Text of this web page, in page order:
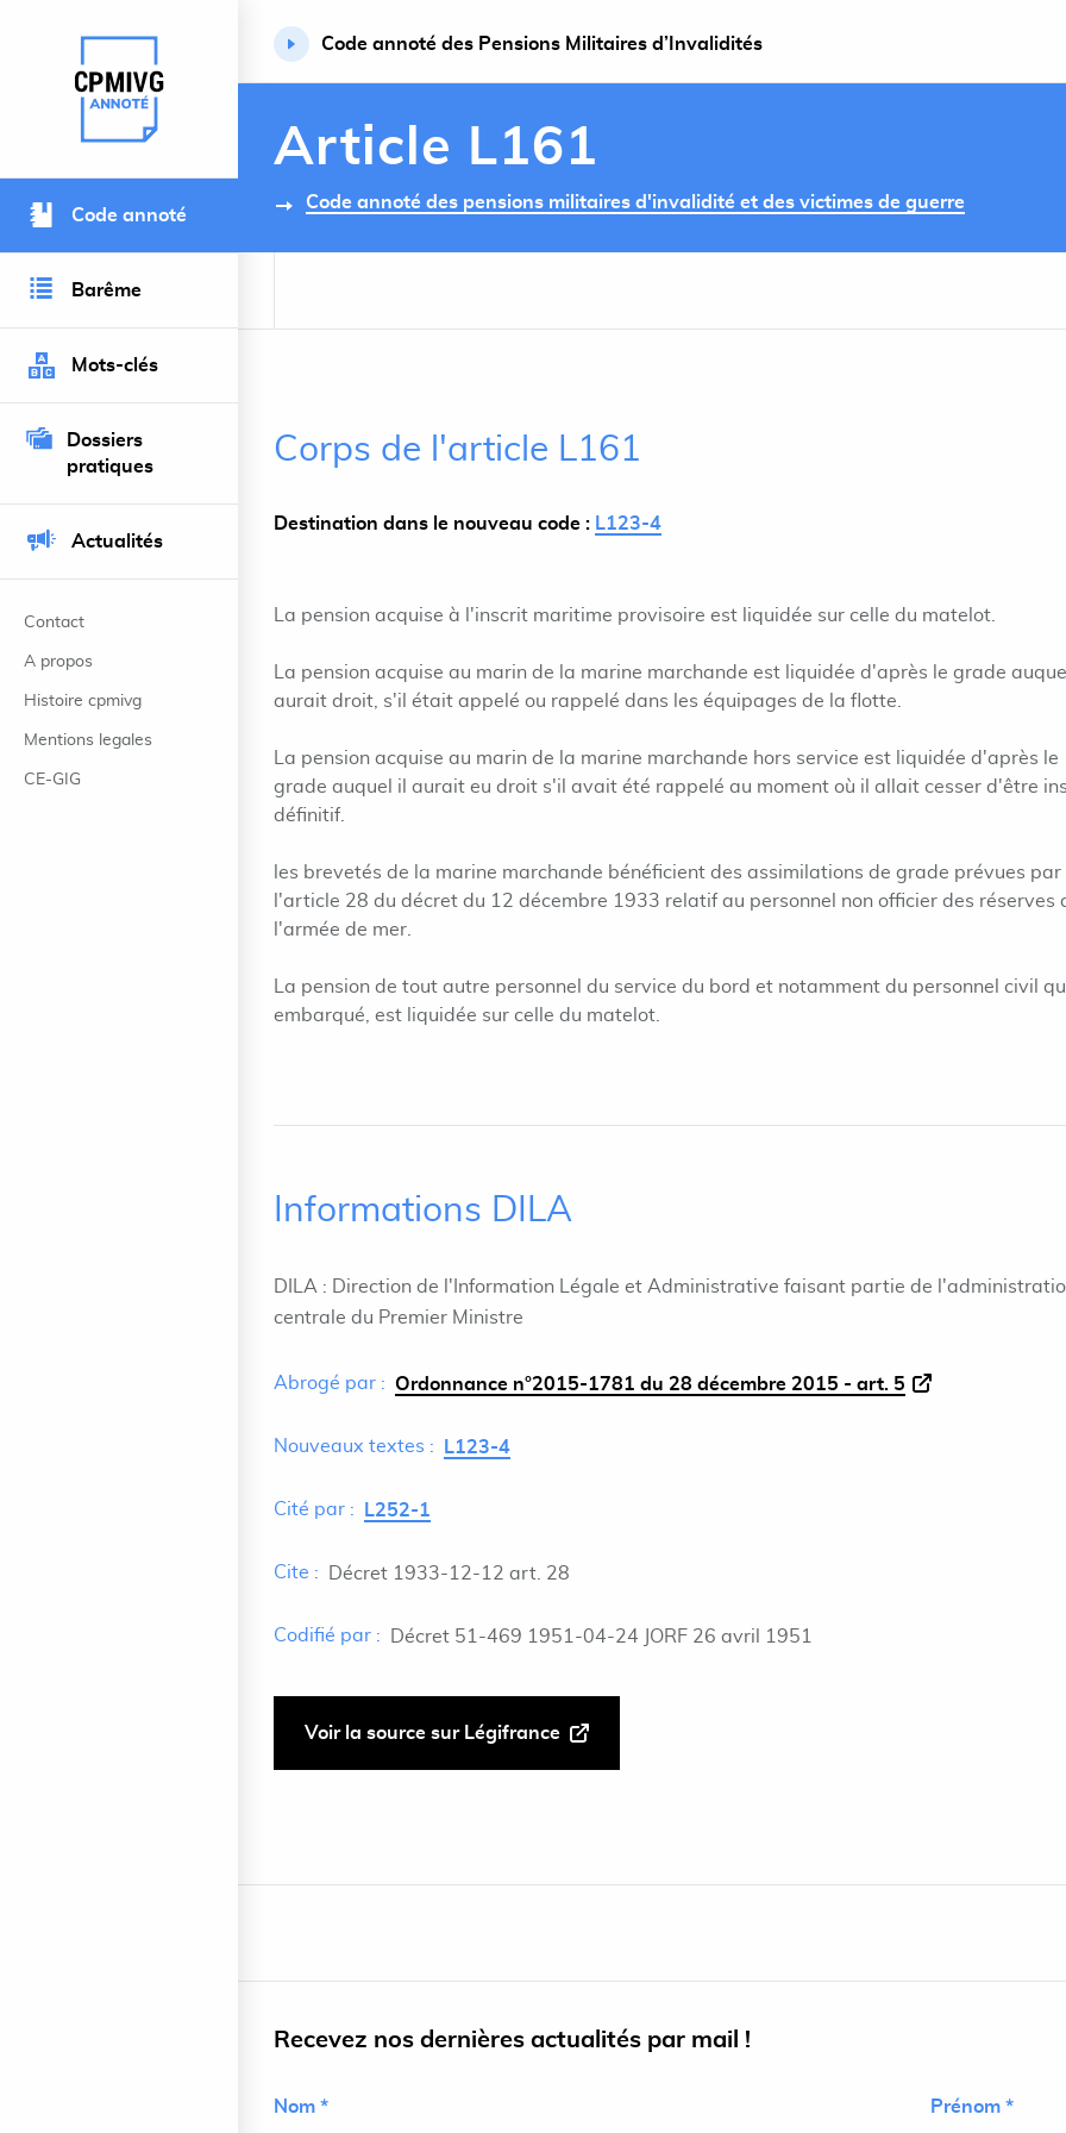
Retour à l’accueil du site
Code annoté
Barême
Mots-clés
Dossiers
pratiques
Actualités
Contact
A propos
Histoire cpmivg
Mentions legales
CE-GIG
Code annoté des Pensions Militaires d’Invalidités
Article L161
Code annoté des pensions militaires d'invalidité et des victimes de guerre
Corps de l'article L161
Destination dans le nouveau code : L123-4
La pension acquise à l'inscrit maritime provisoire est liquidée sur celle du matelot.
La pension acquise au marin de la marine marchande est liquidée d'après le grade
aurait droit, s'il était appelé ou rappelé dans les équipages de la flotte.
La pension acquise au marin de la marine marchande hors service est liquidée d'après le
grade auquel il aurait eu droit s'il avait été rappelé au moment où il allait cesser d'être
définitif.
les brevetés de la marine marchande bénéficient des assimilations de grade prévues par
l'article 28 du décret du 12 décembre 1933 relatif au personnel non officier des réserves
l'armée de mer.
La pension de tout autre personnel du service du bord et notamment du personnel civil
embarqué, est liquidée sur celle du matelot.
Informations DILA
DILA : Direction de l'Information Légale et Administrative faisant partie de
centrale du Premier Ministre
Abrogé par : Ordonnance n°2015-1781 du 28 décembre 2015 - art. 5
Nouveaux textes : L123-4
Cité par : L252-1
Cite : Décret 1933-12-12 art. 28
Codifié par : Décret 51-469 1951-04-24 JORF 26 avril 1951
Voir la source sur Légifrance
Recevez nos dernières actualités par mail !
Nom * Prénom *